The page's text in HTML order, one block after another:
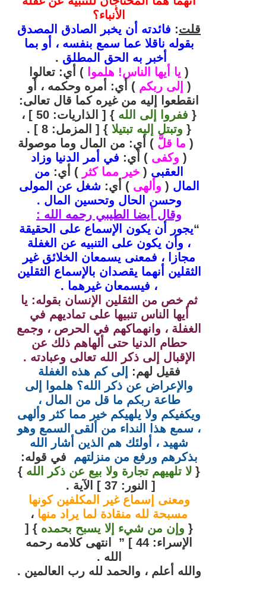
الأنباء؟
قلت: فائدته أن يخبر الصادق المصدق
بقوله ناقلا عما سمع بنفسه ، أو بما
أخبر به الحق المطلق .
( يا أيها الناس! هلموا ) أي: تعالوا
( إلى ربكم ) أي: أمره وحكمه ، أو
انقطعوا إليه من غيره كما قال تعالى:
{ ففروا إلى الله
} [ الذاريات: 50 ] ،
{ وتبتل إليه تبتيلا} [ المزمل: 8 ] .
( ما قلَّ ) أي: من المال وما موصولة
( وكفى ) أي: في أمر الدنيا وزاد
العقبى ( خير مما كثر ) أي: من
المال ( وألهى ) أي: شغل عن المولى
وحسن الحال وتحسين المال .
وقال أيضا الطيبي رحمه الله :
“يجور أن يكون الإسماع على الحقيقة
، وأن يكون على التنبيه عن الغفلة
مجازا ، فمعنى يسمعان الخلائق غير
الثقلين أنهما يقصدان بالإسماع الثقلين
، فيسمعان غيرهما .
ثم خص من الثقلين الإنسان بقوله: يا
أيها الناس تنبيها على تماديهم في
الغفلة ، وانهماكهم في الحرص ، وجمع
حطام الدنيا حتى ألهاهم ذلك عن
الإقبال إلى ذكر الله تعالى وعبادته .
فقيل لهم:
إلى كم هذه الغفلة
والإعراض عن ذكر الله؟ هلموا إلى
طاعة ربكم ما قل من المال ،
ويكفيكم ولا يلهيكم خير مما كثر وألهى
، سمع هذا النداء من ألقى السمع وهو
شهيد ، أولئك هم الذين أشار الله
بذكرهم ورفع من منزلتهم
في قوله:
{ لا تلهيهم تجارة ولا بيع عن ذكر الله }
[ النور: 37 ] الآية .
ومعنى إسماع غير المكلفين كونها
مسبحة لله منقادة لما يراد منها ،
{ وإن من شيء إلا يسبح بحمده } [
الإسراء: 44 ] ” انتهى كلامه رحمه
الله .
والله أعلم ، والحمد لله رب العالمين .